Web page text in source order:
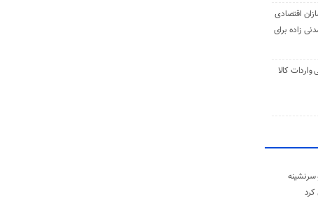
اقتصادی
زاده برای
تنی واردات کالا
سرنشینه